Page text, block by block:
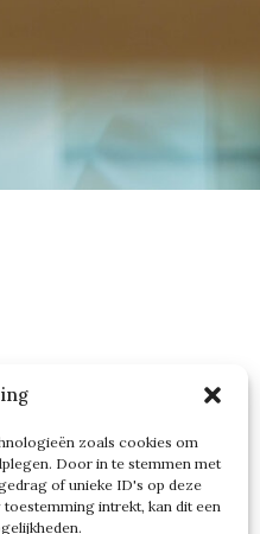
zoals cookies om
Door in te stemmen met
of unieke ID's op deze
intrekt, kan dit een